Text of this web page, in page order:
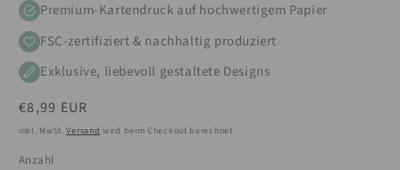
Premium-Kartendruck auf hochwertigem Papier
FSC-zertifiziert & nachhaltig produziert
Exklusive, liebevoll gestaltete Designs
Normaler
Preis
€8,99 EUR
inkl. MwSt.Versand wird beim Checkout berechnet
Anzahl